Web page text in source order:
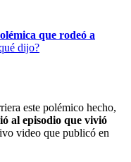
que rodeó a
dijo?
este polémico hecho,
al episodio que vivió
video que publicó en